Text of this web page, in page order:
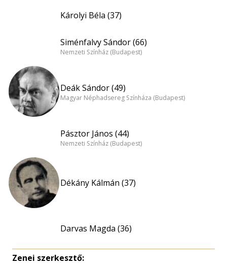
Károlyi Béla (37)
Siménfalvy Sándor (66)
Nemzeti Színház (Budapest)
Deák Sándor (49)
Magyar Néphadsereg Színháza (Budapest)
Pásztor János (44)
Nemzeti Színház (Budapest)
Dékány Kálmán (37)
Darvas Magda (36)
Zenei szerkesztő: